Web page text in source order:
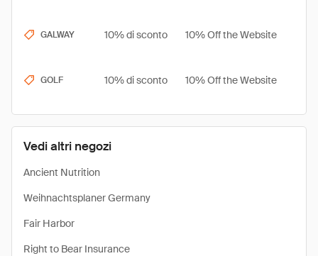
Vedi altri negozi
Ancient Nutrition
Weihnachtsplaner Germany
Fair Harbor
Right to Bear Insurance
GALWAY 10% di sconto 10% Off the Website
GOLF 10% di sconto 10% Off the Website